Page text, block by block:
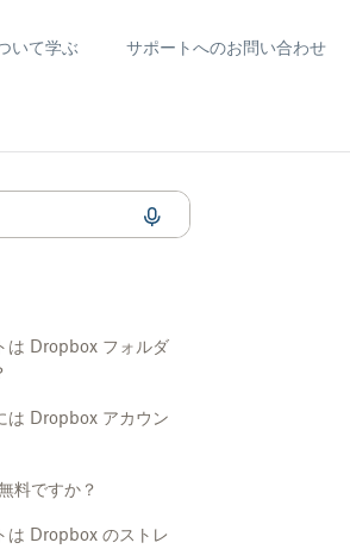
いて学ぶ サポートへのお問い合わせ
は Dropbox フォルダ
は Dropbox アカウン
料ですか？
は Dropbox のストレ